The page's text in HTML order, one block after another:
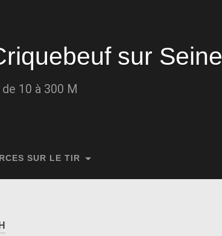
sur Seine
10 à 300 M
SUR LE TIR